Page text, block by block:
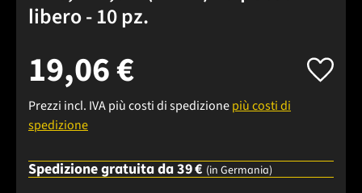
libero - 10 pz.
19,06 €
Prezzi incl. IVA più costi di spedizionepiù costi di
spedizione
Spedizione gratuita da 39 € (in Germania)